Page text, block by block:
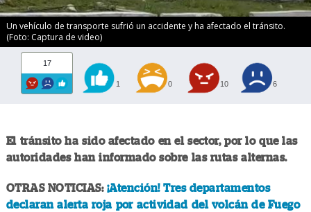
Un vehículo de transporte sufrió un accidente y ha afectado el tránsito.
(Foto: Captura de video)
17
1 0 10 6
El tránsito ha sido afectado en el sector, por lo que las
autoridades han informado sobre las rutas alternas.
OTRAS NOTICIAS: ¡Atención! Tres departamentos
declaran alerta roja por actividad del volcán de Fuego